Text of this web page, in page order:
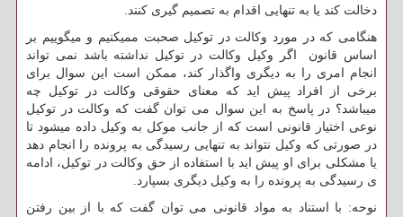
دخالت کند یا به تنهایی اقدام به تصمیم گیری کنند.
هنگامی که در مورد وکالت در توکیل صحبت ممیکنیم و میگوییم بر
اساس قانون اگر وکیل وکالت در توکیل نداشته باشد نمی تواند
انجام امری را به دیگری واگذار کند، ممکن است این سوال برای
برخی از افراد پیش اید که معنای حقوقی وکالت در توکیل چه
میباشد؟ در پاسخ به این سوال می توان گفت که وکالت در توکیل
نوعی اختیار قانونی است که از جانب موکل به وکیل داده میشود تا
در صورتی که وکیل نتواند به تنهایی رسیدگی به پرونده را انجام دهد
یا مشکلی برای او پیش اید با استفاده از حق وکالت در توکیل، ادامه
ی رسیدگی به پرونده را به وکیل دیگری بسپارد.
نوحه: با استناد به مواد قانونی می توان گفت که با از بین رفتن